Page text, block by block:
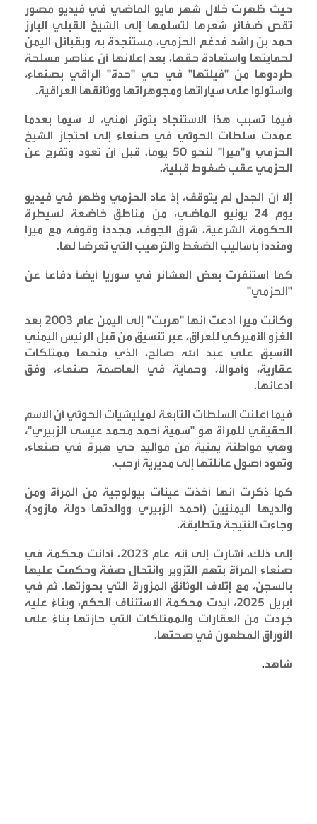
حيث ظهرت خلال شهر مايو الماضي في فيديو مصور
تقص ضفائر شعرها لتسلمها إلى الشيخ القبلي البارز
حمد بن راشد فدغم الحزمي، مستنجدة به وبقبائل اليمن
لحمايتها واستعادة حقها، بعد إعلانها أن عناصر مسلحة
طردوها من "فيلتها" في حي "حدة" الراقي بصنعاء،
واستولوا على سياراتها ومجوهراتها ووثائقها العراقية.
فيما تسبب هذا الاستنجاد بتوتر أمني، لا سيما بعدما
عمدت سلطات الحوثي في صنعاء إلى احتجاز الشيخ
الحزمي و"ميرا" لنحو 50 يوماً. قبل أن تعود وتفرج عن
الحزمي عقب ضغوط قبلية.
إلا أن الجدل لم يتوقف، إذ عاد الحزمي وظهر في فيديو
يوم 24 يونيو الماضي، من مناطق خاضعة لسيطرة
الحكومة الشرعية، شرق الجوف، مجدداً وقوفه مع ميرا
ومندداً بأساليب الضغط والترهيب التي تعرضا لها.
كما استنفرت بعض العشائر في سوريا أيضاً دفاعاً عن
"الحزمي"
وكانت ميرا ادعت أنها "هربت" إلى اليمن عام 2003 بعد
الغزو الأميركي للعراق، عبر تنسيق من قبل الرئيس اليمني
الأسبق علي عبد الله صالح، الذي منحها ممتلكات
عقارية، وأموالاً، وحماية في العاصمة صنعاء، وفق
ادعائها.
فيما أعلنت السلطات التابعة لميليشيات الحوثي أن الاسم
الحقيقي للمرأة هو "سمية أحمد محمد عيسى الزبيري"،
وهي مواطنة يمنية من مواليد حي هبرة في صنعاء،
وتعود أصول عائلتها إلى مديرية أرحب.
كما ذكرت أنها أخذت عينات بيولوجية من المرأة ومن
والديها اليمنيّين (أحمد الزبيري ووالدتها دولة مازود)،
وجاءت النتيجة متطابقة.
إلى ذلك، أشارت إلى أنه عام 2023، أدانت محكمة في
صنعاء المرأة بتهم التزوير وانتحال صفة وحكمت عليها
بالسجن، مع إتلاف الوثائق المزورة التي بحوزتها. ثم في
أبريل 2025، أيدت محكمة الاستئناف الحكم، وبناءً عليه
جُردت من العقارات والممتلكات التي حازتها بناءً على
الأوراق المطعون في صحتها.
شاهد.